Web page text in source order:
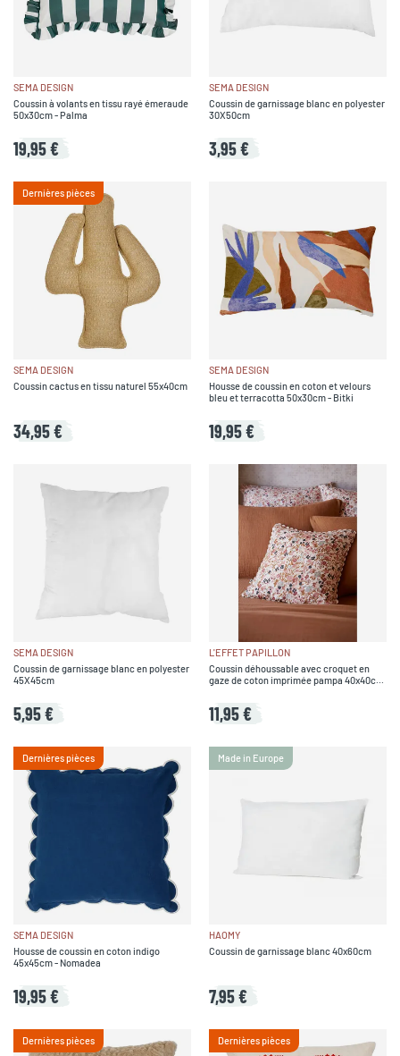
SEMA DESIGN
Coussin à volants en tissu rayé émeraude
50x30cm - Palma
19,95 €
SEMA DESIGN
Coussin de garnissage blanc en polyester
30X50cm
3,95 €
Dernières pièces
SEMA DESIGN
Coussin cactus en tissu naturel 55x40cm
34,95 €
SEMA DESIGN
Housse de coussin en coton et velours
bleu et terracotta 50x30cm - Bitki
19,95 €
SEMA DESIGN
Coussin de garnissage blanc en polyester
45X45cm
5,95 €
L'EFFET PAPILLON
Coussin déhoussable avec croquet en
gaze de coton imprimée pampa 40x40cm
11,95 €
Dernières pièces
SEMA DESIGN
Housse de coussin en coton indigo
45x45cm - Nomadea
19,95 €
Made in Europe
HAOMY
Coussin de garnissage blanc 40x60cm
7,95 €
Dernières pièces Dernières pièces